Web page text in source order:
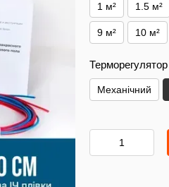
1 м² 1.5 м²
9 м² 10 м²
Терморегулятор
Механічний